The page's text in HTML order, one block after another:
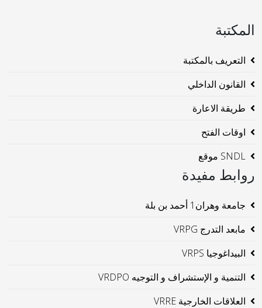
المكتبة
التعريف بالمكتبة
القانون الداخلي
طريقة الاعارة
اوقات الفتح
SNDL موقع
روابط مفيدة
جامعة وهران1 أحمد بن بلة
مابعد التدرج VRPG
البيداغوجيا VRPS
التنمية و الإستشراف و التوجيه VRDPO
العلاقات الخارجية VRRE